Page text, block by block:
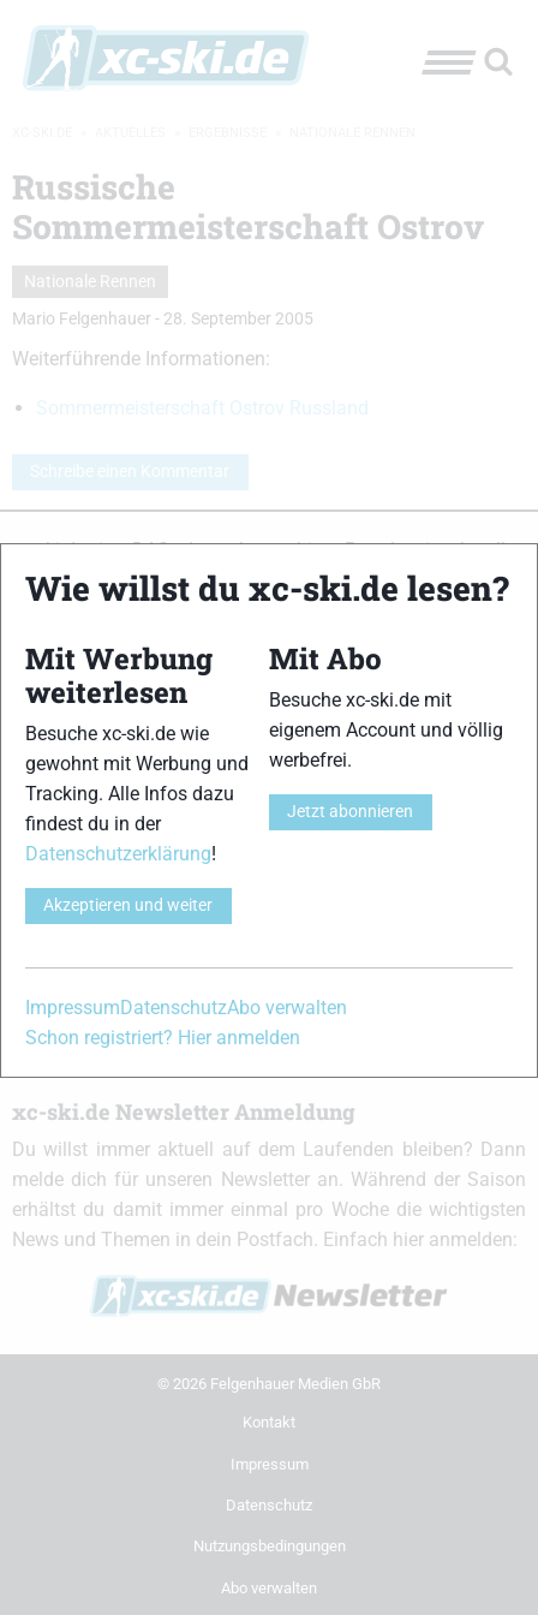
Russische
Sommermeisterschaft Ostrov
Nationale Rennen
Mario Felgenhauer - 28. September 2005
Weiterführende Informationen:
Sommermeisterschaft Ostrov Russland
Schreibe einen Kommentar
xc-ski.de ist DAS deutschsprachige Portal mit aktuellen
News aus dem Skilanglauf, Biathlon und der Nordischen
Kombination, einer Loipendatenbank,Langlauf-Community
wissen solltest.
Ob Skilanglauf -Anfänger oder Profi-Sportler, wir haben
immer ein offenes Ohr für dich! Du kannst uns jederzeit über
das
Kontaktformular erreichen.
Partner
xc-ski.de in Social Media
instagramfacebookspotify x
xc-ski.de Newsletter Anmeldung
Du willst immer aktuell auf dem Laufenden bleiben? Dann
melde dich für unseren Newsletter an. Während der Saison
erhältst du damit immer einmal pro Woche die wichtigsten
News und Themen in dein Postfach. Einfach hier anmelden:
© 2026 Felgenhauer Medien GbR
Kontakt
Impressum
Datenschutz
Nutzungsbedingungen
Abo verwalten
Wie willst du xc-ski.de lesen?
Mit Werbung
weiterlesen
Besuche xc-ski.de wie
gewohnt mit Werbung und
Tracking. Alle Infos dazu
findest du in der
Datenschutzerklärung!
Akzeptieren und weiter
Mit Abo
Besuche xc-ski.de mit
eigenem Account und völlig
werbefrei.
Jetzt abonnieren
Impressum DatenschutzAbo verwalten
Schon registriert? Hier anmelden